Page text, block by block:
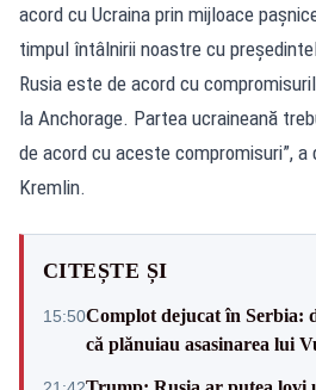
acord cu Ucraina prin mijloace
timpul întâlnirii noastre cu
Rusia este de acord cu
la Anchorage. Partea ucraineană
de acord cu aceste compromisuri”,
Kremlin.
CITEȘTE ȘI
15:50Complot dejucat în Serbia:
că plănuiau asasinarea lui